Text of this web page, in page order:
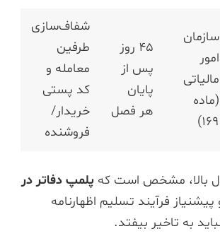
سازمان
امور
مالیاتی
(ماده
۱۶۹)
۴۵ روز
پس از
پایان
هر فصل
شفاف‌سازی
طرفین
معامله و
کد پستی
خریدار/
فروشنده
بالا، مشخص است که پلمپ دفاتر در
فرآیند تسلیم اظهارنامه
به تاخیر بیفتد.